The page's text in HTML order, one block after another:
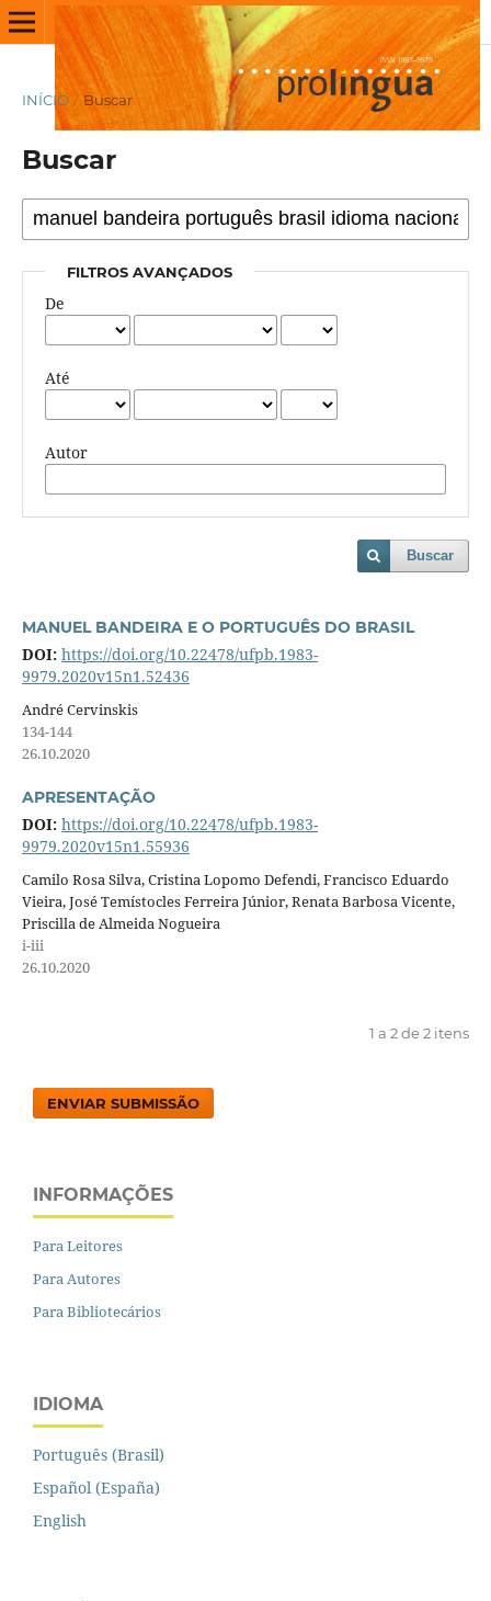
INÍCIO / Buscar
Buscar
FILTROS AVANÇADOS
De
Até
Autor
Buscar
MANUEL BANDEIRA E O PORTUGUÊS DO BRASIL
DOI: https://doi.org/10.22478/ufpb.1983-
9979.2020v15n1.52436
André Cervinskis
134-144
26.10.2020
APRESENTAÇÃO
DOI: https://doi.org/10.22478/ufpb.1983-
9979.2020v15n1.55936
Camilo Rosa Silva, Cristina Lopomo Defendi, Francisco Eduardo
Vieira, José Temístocles Ferreira Júnior, Renata Barbosa Vicente,
Priscilla de Almeida Nogueira
i-iii
26.10.2020
1 a 2 de 2 itens
ENVIAR SUBMISSÃO
INFORMAÇÕES
Para Leitores
Para Autores
Para Bibliotecários
IDIOMA
Português (Brasil)
Español (España)
English